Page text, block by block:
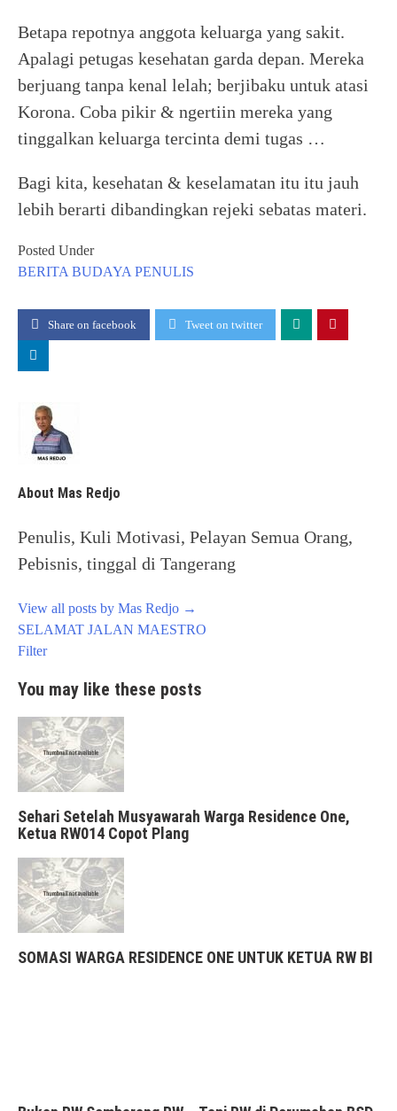
Betapa repotnya anggota keluarga yang sakit.
Apalagi petugas kesehatan garda depan. Mereka
berjuang tanpa kenal lelah; berjibaku untuk atasi
Korona. Coba pikir & ngertiin mereka yang
tinggalkan keluarga tercinta demi tugas …
Bagi kita, kesehatan & keselamatan itu itu jauh
lebih berarti dibandingkan rejeki sebatas materi.
Posted Under
BERITA BUDAYA PENULIS
Share on facebook Tweet on twitter
About Mas Redjo
Penulis, Kuli Motivasi, Pelayan Semua Orang,
Pebisnis, tinggal di Tangerang
View all posts by Mas Redjo →
Post
navigation
SELAMAT JALAN MAESTRO
Filter
You may like these posts
Sehari Setelah Musyawarah Warga Residence One,
Ketua RW014 Copot Plang
SOMASI WARGA RESIDENCE ONE UNTUK KETUA RW BI